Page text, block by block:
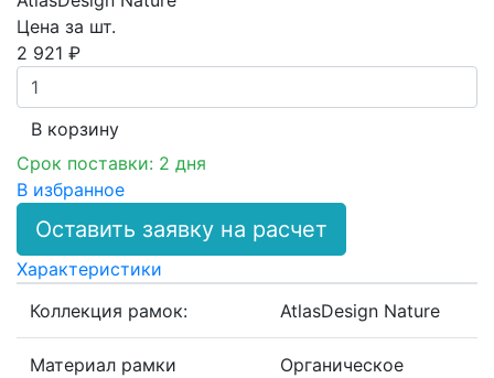
Цена за шт.
2 921 ₽
В корзинy
Срок поставки: 2 дня
В избранное
Оставить заявку на расчет
Характеристики
Коллекция рамок:
AtlasDesign Nature
Материал рамки
Органическое